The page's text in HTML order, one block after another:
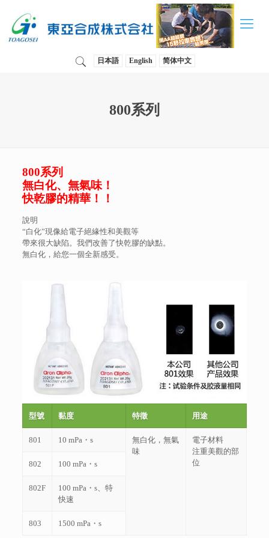
日本語 English 简体中文
800系列
800系列
無白化、無氣味！
快乾膠的精華！！
說明
“白化”現像給電子絕緣性和美觀等
帶來很大缺陷。我們改善了快乾膠的缺點。
無白化，給您一個全新感受。
型號 黏度 特徵 用途
801 10 mPa・s
無白化，無氣
味
電子材料
注重美觀的部
位
802 100 mPa・s
802F
100 mPa・s、特
快速
803 1500 mPa・s